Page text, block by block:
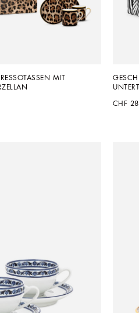
MIT
CHF